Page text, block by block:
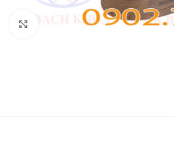
Click to enlarge